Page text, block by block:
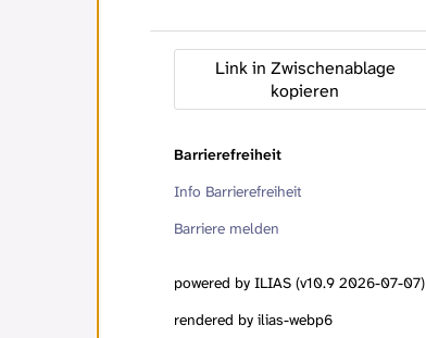
Link in Zwischenablage
kopieren
Barrierefreiheit
Info Barrierefreiheit
Barriere melden
powered by ILIAS (v10.9 2026-07-07)
rendered by ilias-webp6